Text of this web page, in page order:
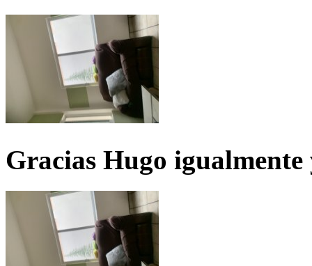
Gracias Hugo igualmente